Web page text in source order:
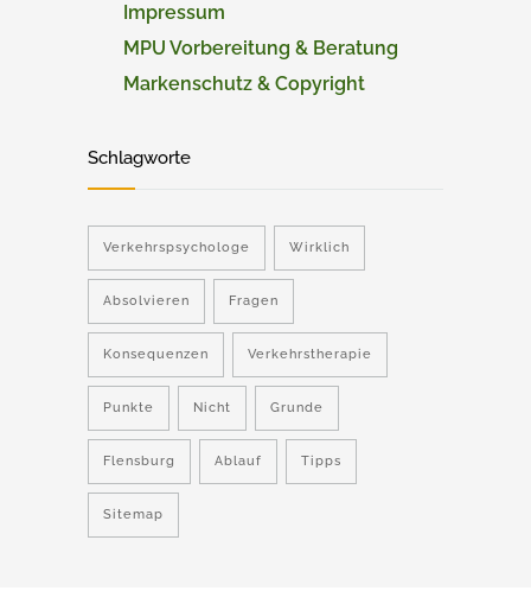
Impressum
MPU Vorbereitung & Beratung
Markenschutz & Copyright
Schlagworte
Verkehrspsychologe Wirklich
Absolvieren Fragen
Konsequenzen Verkehrstherapie
Punkte Nicht Grunde
Flensburg Ablauf Tipps
Sitemap